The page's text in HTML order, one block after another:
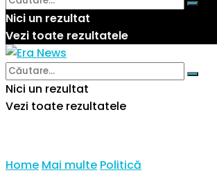
Nici un rezultat
Vezi toate rezultatele
Nici un rezultat
Vezi toate rezultatele
Home Mai multe Politică